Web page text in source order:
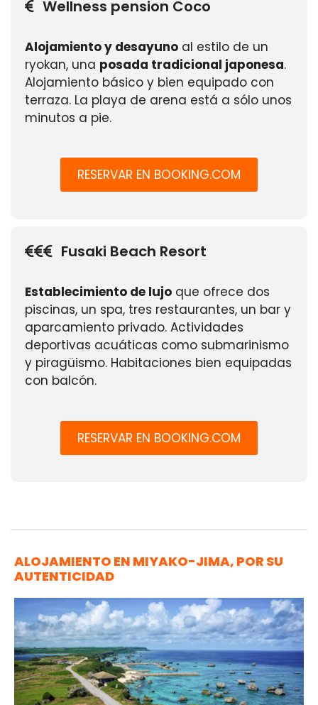
Wellness pension Coco
Alojamiento y desayuno al estilo de un
ryokan, una posada tradicional japonesa.
Alojamiento básico y bien equipado con
terraza. La playa de arena está a sólo unos
minutos a pie.
RESERVAR EN BOOKING.COM
Fusaki Beach Resort
Establecimiento de lujo que ofrece dos
piscinas, un spa, tres restaurantes, un bar y
aparcamiento privado. Actividades
deportivas acuáticas como submarinismo
y piragüismo. Habitaciones bien equipadas
con balcón.
RESERVAR EN BOOKING.COM
ALOJAMIENTO EN MIYAKO-JIMA, POR SU
AUTENTICIDAD